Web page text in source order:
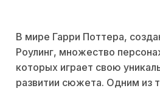
В мире Гарри Поттера,
Роулинг, множество
которых играет свою
развитии сюжета. Одним из